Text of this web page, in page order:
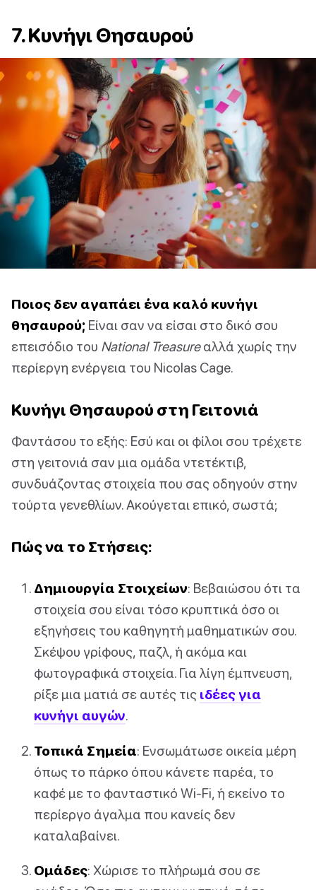
7. Κυνήγι Θησαυρού
Ποιος δεν αγαπάει ένα καλό κυνήγι
θησαυρού; Είναι σαν να είσαι στο δικό σου
επεισόδιο του National Treasureαλλά χωρίς την
περίεργη ενέργεια του Nicolas Cage.
Κυνήγι Θησαυρού στη Γειτονιά
Φαντάσου το εξής: Εσύ και οι φίλοι σου τρέχετε
στη γειτονιά σαν μια ομάδα ντετέκτιβ,
συνδυάζοντας στοιχεία που σας οδηγούν στην
τούρτα γενεθλίων. Ακούγεται επικό, σωστά;
Πώς να το Στήσεις:
Δημιουργία Στοιχείων: Βεβαιώσου ότι τα
στοιχεία σου είναι τόσο κρυπτικά όσο οι
εξηγήσεις του καθηγητή μαθηματικών σου.
Σκέψου γρίφους, παζλ, ή ακόμα και
φωτογραφικά στοιχεία. Για λίγη έμπνευση,
ρίξε μια ματιά σε αυτές τις ιδέες για
κυνήγι αυγών.
Τοπικά Σημεία: Ενσωμάτωσε οικεία μέρη
όπως το πάρκο όπου κάνετε παρέα, το
καφέ με το φανταστικό Wi-Fi, ή εκείνο το
περίεργο άγαλμα που κανείς δεν
καταλαβαίνει.
Ομάδες: Χώρισε το πλήρωμά σου σε